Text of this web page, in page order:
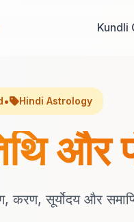
Kundli
• Hindi Astrology
और
करण, सूर्योदय और